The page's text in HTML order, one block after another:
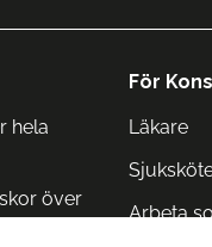
hela
över
För
Läkare
Arbeta